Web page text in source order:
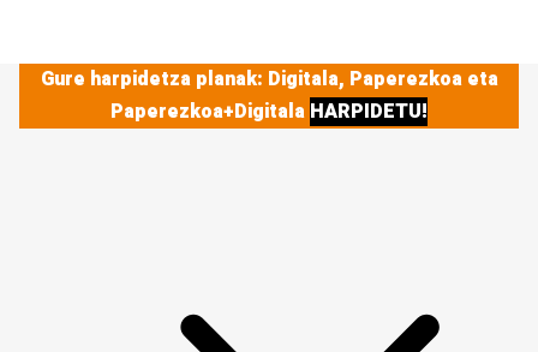
Gure harpidetza planak: Digitala, Paperezkoa eta
Paperezkoa+Digitala HARPIDETU!